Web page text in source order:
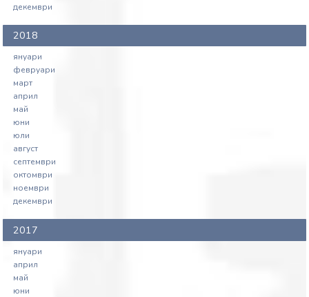
декември
2018
януари
февруари
март
април
май
юни
юли
август
септември
октомври
ноември
декември
2017
януари
април
май
юни